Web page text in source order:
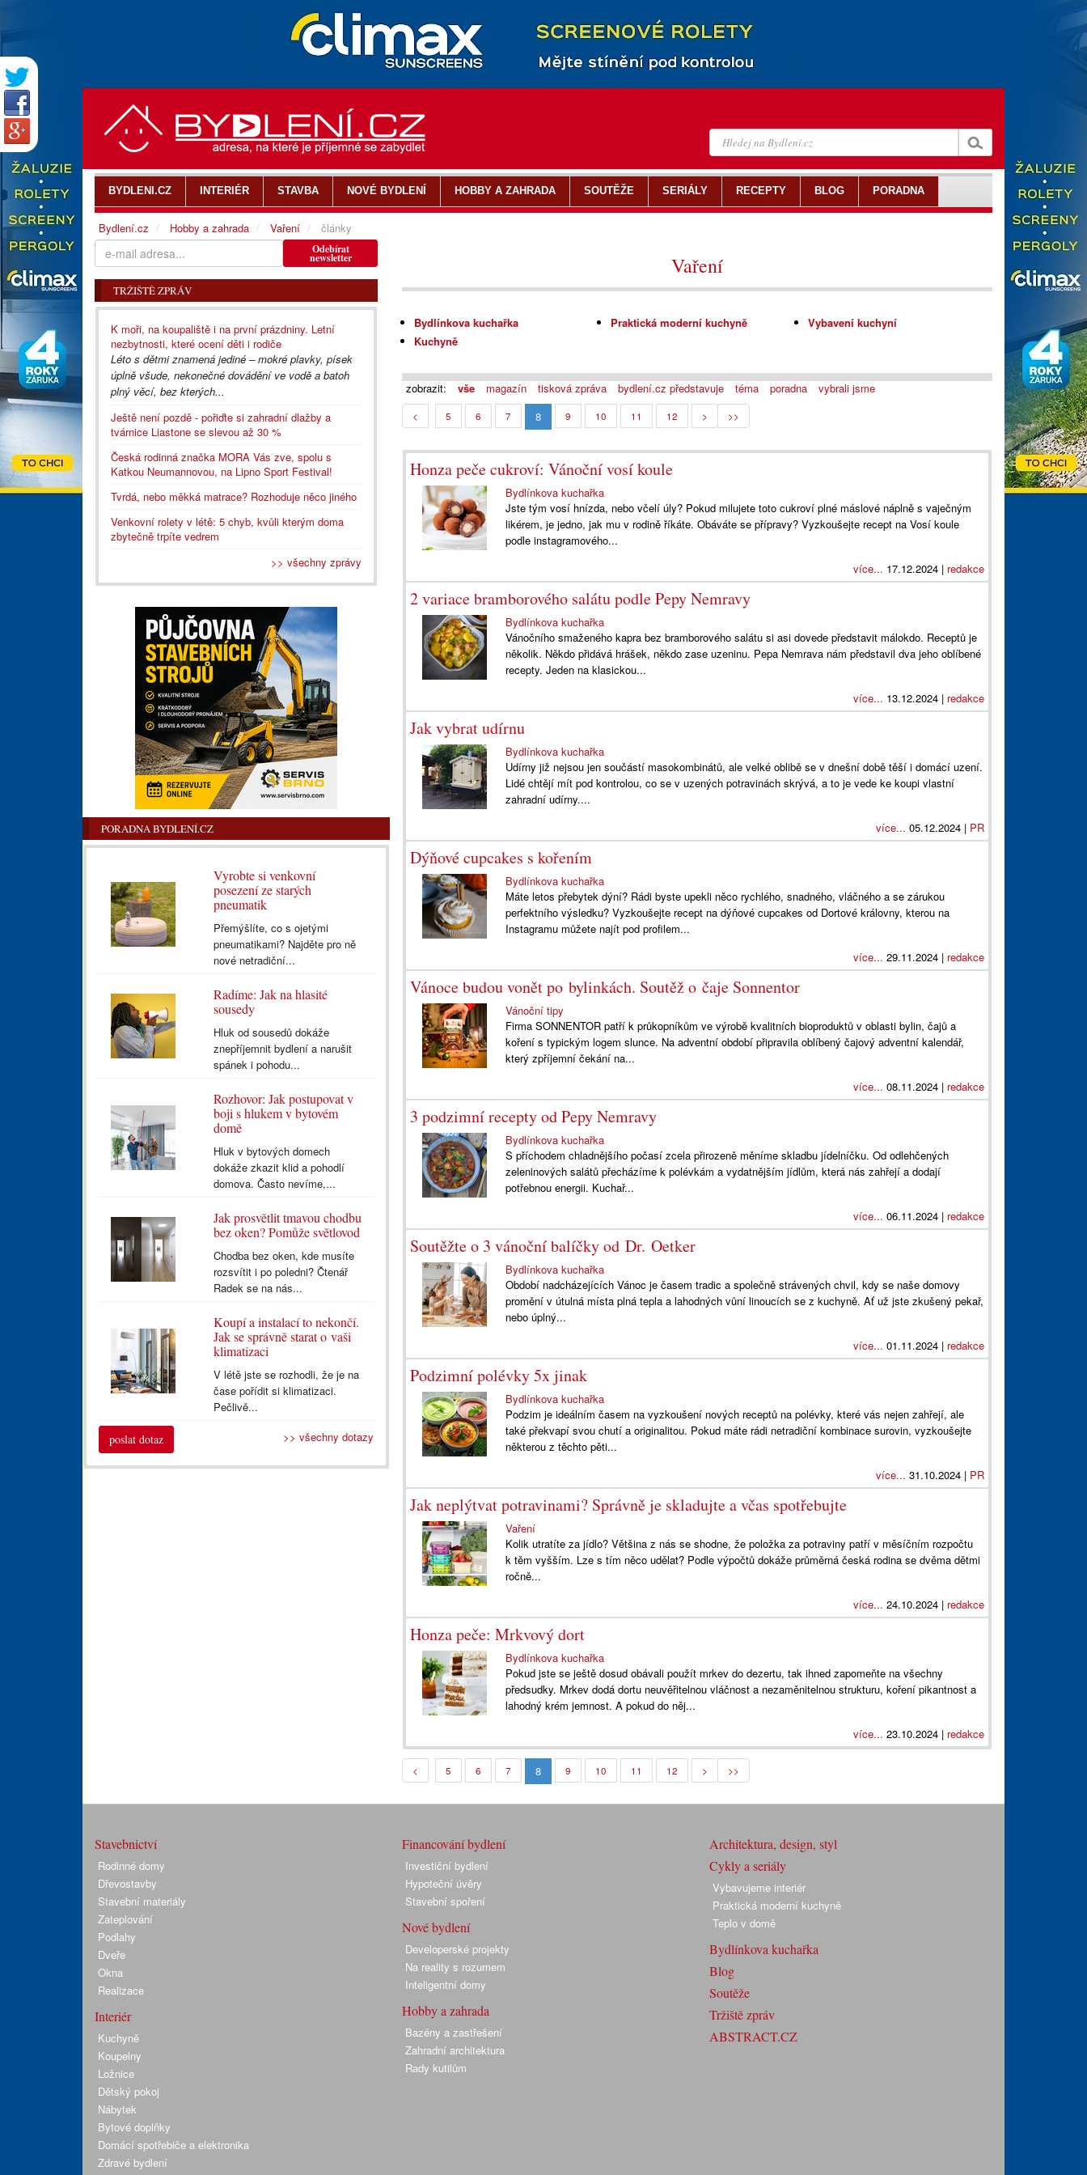
Vaření
Bydlínkova kuchařka
Kuchyně
Praktická moderní kuchyně Vybavení kuchyní
zobrazit: vše magazín tisková zpráva bydlení.cz představuje téma poradna vybrali jsme
< 5 6 7 8 9 10 11 12 > >>
Honza peče cukroví: Vánoční vosí koule
Bydlínkova kuchařka
Jste tým vosí hnízda, nebo včelí úly? Pokud milujete toto cukroví plné máslové náplně s vaječným
likérem, je jedno, jak mu v rodině říkáte. Obáváte se přípravy? Vyzkoušejte recept na Vosí koule
podle instagramového...
více... 17.12.2024 | redakce
2 variace bramborového salátu podle Pepy Nemravy
Bydlínkova kuchařka
Vánočního smaženého kapra bez bramborového salátu si asi dovede představit málokdo. Receptů je
několik. Někdo přidává hrášek, někdo zase uzeninu. Pepa Nemrava nám představil dva jeho oblíbené
recepty. Jeden na klasickou...
více... 13.12.2024 | redakce
Jak vybrat udírnu
Bydlínkova kuchařka
Udírny již nejsou jen součástí masokombinátů, ale velké oblibě se v dnešní době těší i domácí uzení.
Lidé chtějí mít pod kontrolou, co se v uzených potravinách skrývá, a to je vede ke koupi vlastní
zahradní udírny....
více... 05.12.2024 | PR
Dýňové cupcakes s kořením
Bydlínkova kuchařka
Máte letos přebytek dýní? Rádi byste upekli něco rychlého, snadného, vláčného a se zárukou
perfektního výsledku? Vyzkoušejte recept na dýňové cupcakes od Dortové královny, kterou na
Instagramu můžete najít pod profilem...
více... 29.11.2024 | redakce
Vánoce budou vonět po bylinkách. Soutěž o čaje Sonnentor
Vánoční tipy
Firma SONNENTOR patří k průkopníkům ve výrobě kvalitních bioproduktů v oblasti bylin, čajů a
koření s typickým logem slunce. Na adventní období připravila oblíbený čajový adventní kalendář,
který zpříjemní čekání na...
více... 08.11.2024 | redakce
3 podzimní recepty od Pepy Nemravy
Bydlínkova kuchařka
S příchodem chladnějšího počasí zcela přirozeně měníme skladbu jídelníčku. Od odlehčených
zeleninových salátů přecházíme k polévkám a vydatnějším jídlům, která nás zahřejí a dodají
potřebnou energii. Kuchař...
více... 06.11.2024 | redakce
Soutěžte o 3 vánoční balíčky od Dr. Oetker
Bydlínkova kuchařka
Období nadcházejících Vánoc je časem tradic a společně strávených chvil, kdy se naše domovy
promění v útulná místa plná tepla a lahodných vůní linoucích se z kuchyně. Ať už jste zkušený pekař,
nebo úplný...
více... 01.11.2024 | redakce
Podzimní polévky 5x jinak
Bydlínkova kuchařka
Podzim je ideálním časem na vyzkoušení nových receptů na polévky, které vás nejen zahřejí, ale
také překvapí svou chutí a originalitou. Pokud máte rádi netradiční kombinace surovin, vyzkoušejte
některou z těchto pěti...
více... 31.10.2024 | PR
Jak neplýtvat potravinami? Správně je skladujte a včas spotřebujte
Vaření
Kolik utratíte za jídlo? Většina z nás se shodne, že položka za potraviny patří v měsíčním rozpočtu
k těm vyšším. Lze s tím něco udělat? Podle výpočtů dokáže průměrná česká rodina se dvěma dětmi
ročně...
více... 24.10.2024 | redakce
Honza peče: Mrkvový dort
Bydlínkova kuchařka
Pokud jste se ještě dosud obávali použít mrkev do dezertu, tak ihned zapomeňte na všechny
předsudky. Mrkev dodá dortu neuvěřitelnou vláčnost a nezaměnitelnou strukturu, koření pikantnost a
lahodný krém jemnost. A pokud do něj...
více... 23.10.2024 | redakce
< 5 6 7 8 9 10 11 12 > >>
Odebírat
newsletter
TRŽIŠTĚ ZPRÁV
K moři, na koupaliště i na první prázdniny. Letní
nezbytnosti, které ocení děti i rodiče
Léto s dětmi znamená jediné – mokré plavky, písek
úplně všude, nekonečné dovádění ve vodě a batoh
plný věcí, bez kterých...
Ještě není pozdě - pořiďte si zahradní dlažby a
tvárnice Liastone se slevou až 30 %
Česká rodinná značka MORA Vás zve, spolu s
Katkou Neumannovou, na Lipno Sport Festival!
Tvrdá, nebo měkká matrace? Rozhoduje něco jiného
Venkovní rolety v létě: 5 chyb, kvůli kterým doma
zbytečně trpíte vedrem
>> všechny zprávy
PORADNA BYDLENÍ.CZ
Vyrobte si venkovní
posezení ze starých
pneumatik
Přemýšlíte, co s ojetými
pneumatikami? Najděte pro ně
nové netradiční...
Radíme: Jak na hlasité
sousedy
Hluk od sousedů dokáže
znepříjemnit bydlení a narušit
spánek i pohodu...
Rozhovor: Jak postupovat v
boji s hlukem v bytovém
domě
Hluk v bytových domech
dokáže zkazit klid a pohodlí
domova. Často nevíme,...
Jak prosvětlit tmavou chodbu
bez oken? Pomůže světlovod
Chodba bez oken, kde musíte
rozsvítit i po poledni? Čtenář
Radek se na nás...
Koupí a instalací to nekončí.
Jak se správně starat o vaši
klimatizaci
V létě jste se rozhodli, že je na
čase pořídit si klimatizaci.
Pečlivě...
poslat dotaz >> všechny dotazy
BYDLENI.CZ INTERIÉR STAVBA NOVÉ BYDLENÍ HOBBY A ZAHRADA SOUTĚŽE SERIÁLY RECEPTY BLOG PORADNA
Bydlení.cz Hobby a zahrada Vaření články
Stavebnictví
Rodinné domy
Dřevostavby
Stavební materiály
Zateplování
Podlahy
Dveře
Okna
Realizace
Interiér
Kuchyně
Koupelny
Ložnice
Dětský pokoj
Nábytek
Bytové doplňky
Domácí spotřebiče a elektronika
Zdravé bydlení
Financování bydlení
Investiční bydlení
Hypoteční úvěry
Stavební spoření
Nové bydlení
Developerské projekty
Na reality s rozumem
Inteligentní domy
Hobby a zahrada
Bazény a zastřešení
Zahradní architektura
Rady kutilům
Architektura, design, styl
Cykly a seriály
Vybavujeme interiér
Praktická moderní kuchyně
Teplo v domě
Bydlínkova kuchařka
Blog
Soutěže
Tržiště zpráv
ABSTRACT.CZ